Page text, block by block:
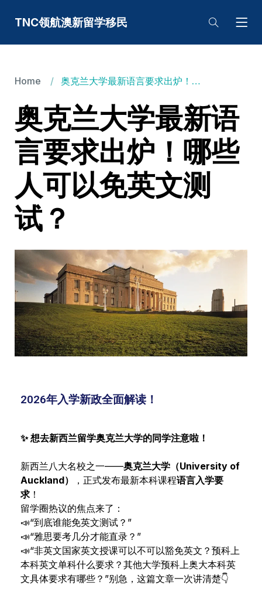
TNC领航澳新留学移民
Home 奥克兰大学最新语言要求出炉！哪些人可以免英文测试？
奥克兰大学最新语
言要求出炉！哪些
人可以免英文测
试？
2026年入学新政全面解读！
✨ 想去新西兰留学奥克兰大学的同学注意啦！
新西兰八大名校之一——奥克兰大学（University of
Auckland）
，正式发布最新本科课程语言入学要
求！
留学圈热议的焦点来了：
📣“到底谁能免英文测试？”
📣“雅思要考几分才能直录？”
📣“非英文国家英文授课可以不可以豁免英文？预科上
本科英文单科什么要求？其他大学预科上奥大本科英
文具体要求有哪些？”别急，这篇文章一次讲清楚👇